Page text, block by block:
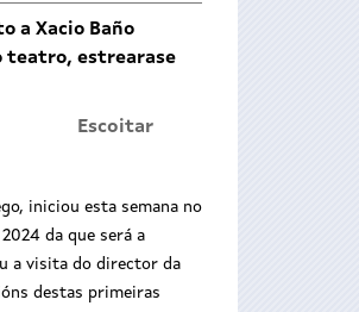
a Xacio Baño
teatro, estrearase
Escoitar
iniciou esta semana no
da que será a
a visita do director da
destas primeiras